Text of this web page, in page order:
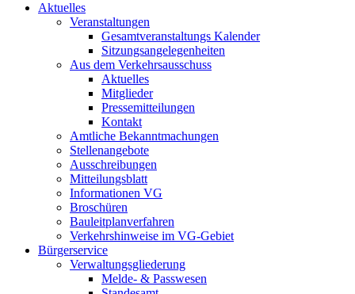
Aktuelles
Veranstaltungen
Gesamtveranstaltungs Kalender
Sitzungsangelegenheiten
Aus dem Verkehrsausschuss
Aktuelles
Mitglieder
Pressemitteilungen
Kontakt
Amtliche Bekanntmachungen
Stellenangebote
Ausschreibungen
Mitteilungsblatt
Informationen VG
Broschüren
Bauleitplanverfahren
Verkehrshinweise im VG-Gebiet
Bürgerservice
Verwaltungsgliederung
Melde- & Passwesen